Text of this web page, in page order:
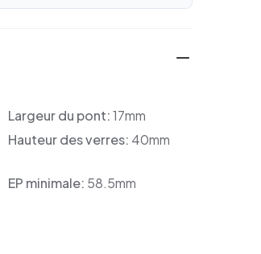
Largeur du pont:17mm
Hauteur des verres: 40mm
EP minimale: 58.5mm